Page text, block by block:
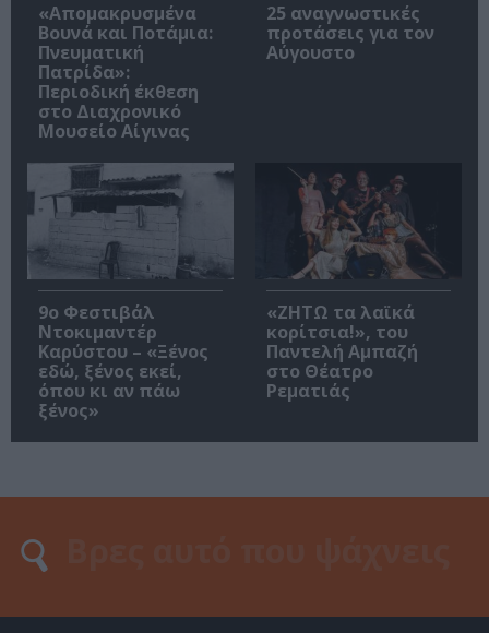
«Απομακρυσμένα
Βουνά και Ποτάμια:
Πνευματική
Πατρίδα»:
Περιοδική έκθεση
στο Διαχρονικό
Μουσείο Αίγινας
25 αναγνωστικές
προτάσεις για τον
Αύγουστο
9ο Φεστιβάλ
Ντοκιμαντέρ
Καρύστου – «Ξένος
εδώ, ξένος εκεί,
όπου κι αν πάω
ξένος»
«ΖΗΤΩ τα λαϊκά
κορίτσια!», του
Παντελή Αμπαζή
στο Θέατρο
Ρεματιάς